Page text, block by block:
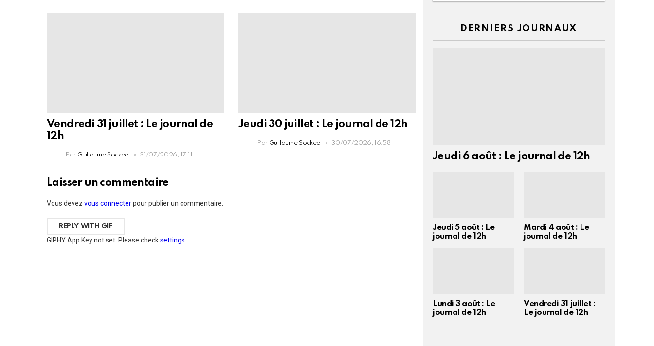
Vendredi 31 juillet : Le journal de
12h
Par Guillaume Sockeel 31/07/2026, 17:11
Jeudi 30 juillet : Le journal de 12h
Par Guillaume Sockeel 30/07/2026, 16:58
Laisser un commentaire
Vous devez vous connecterpour publier un commentaire.
REPLY WITH GIF
GIPHY App Key not set. Please checksettings
DERNIERS JOURNAUX
Jeudi 6 août : Le journal de 12h
Jeudi 5 août : Le
journal de 12h
Mardi 4 août : Le
journal de 12h
Lundi 3 août : Le
journal de 12h
Vendredi 31 juillet :
Le journal de 12h